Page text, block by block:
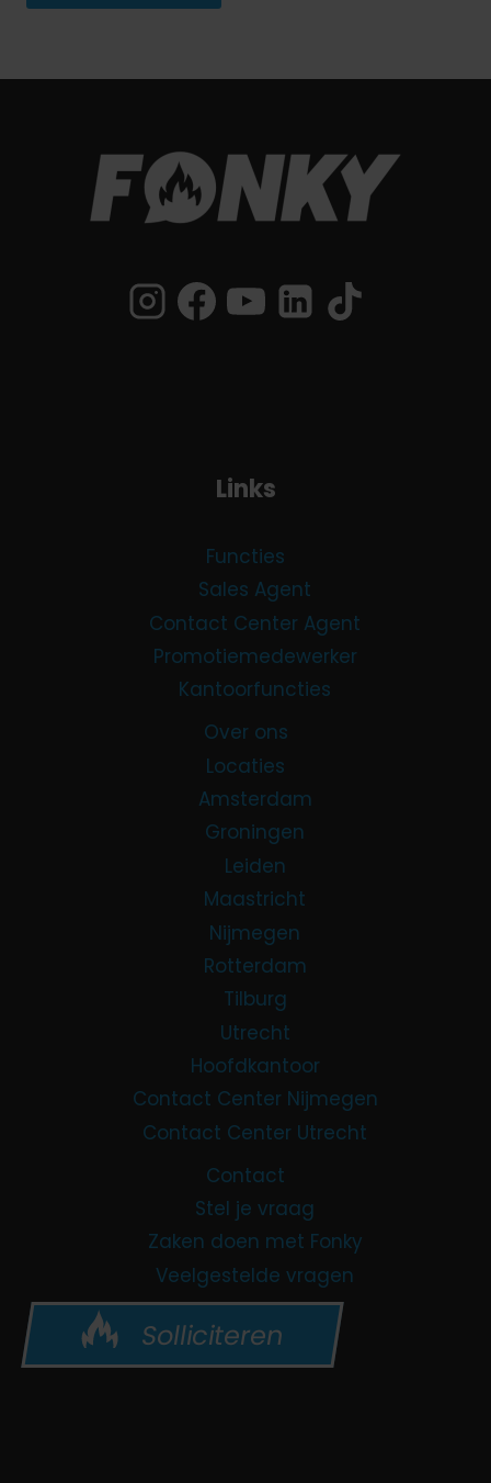
Links
Functies
Sales Agent
Contact Center Agent
Promotiemedewerker
Kantoorfuncties
Over ons
Locaties
Amsterdam
Groningen
Leiden
Maastricht
Nijmegen
Rotterdam
Tilburg
Utrecht
Hoofdkantoor
Contact Center Nijmegen
Contact Center Utrecht
Contact
Stel je vraag
Zaken doen met Fonky
Veelgestelde vragen
Solliciteren